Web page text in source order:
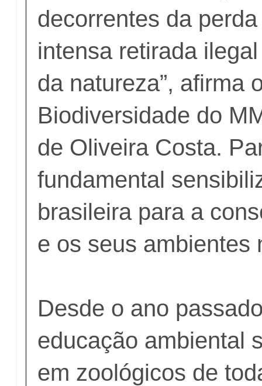
decorrentes da
intensa retirada
da natureza”, afirma
Biodiversidade do
de Oliveira Costa.
fundamental
brasileira para a
e os seus ambientes
Desde o ano
educação ambiental
em zoológicos de